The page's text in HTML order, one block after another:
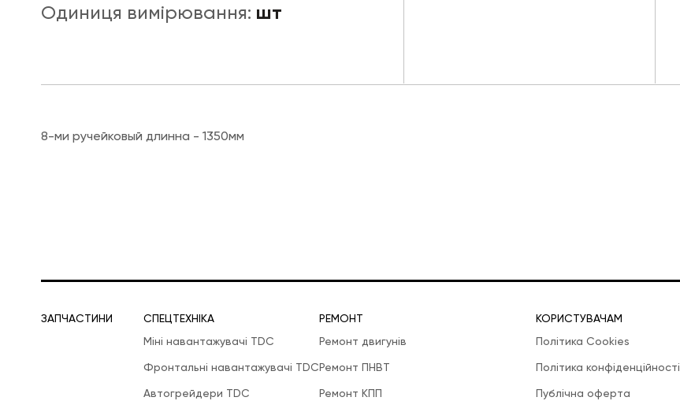
Одиниця вимірювання: шт
8-ми ручейковый длинна - 1350мм
ЗАПЧАСТИНИ
СПЕЦТЕХНІКА
Міні навантажувачі TDC
Фронтальні навантажувачі TDC
Автогрейдери TDC
РЕМОНТ
Ремонт двигунів
Ремонт ПНВТ
Ремонт КПП
КОРИСТУВАЧАМ
Політика Cookies
Політика конфіденційності
Публічна оферта